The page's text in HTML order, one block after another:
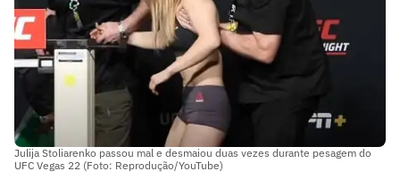
Julija Stoliarenko passou mal e desmaiou duas vezes durante pesagem do
UFC Vegas 22 (Foto: Reprodução/YouTube)